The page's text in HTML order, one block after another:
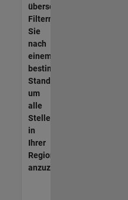
übersetzt.
Filtern
Sie
nach
einem
bestimmten
Standort,
um
alle
Stellenangebote
in
Ihrer
Region
anzuzeigen.